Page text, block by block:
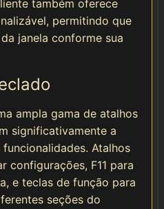
também oferece
permitindo que
janela conforme sua
ampla gama de atalhos
significativamente a
Atalhos
configurações, F11 para
e teclas de função para
seções do